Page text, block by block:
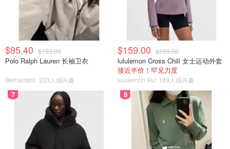
$95.40 $193.00
Polo Ralph Lauren 长袖卫衣
Bernardelli 203人感兴趣
$159.00 $299.00
lululemon Cross Chill 女士运动外套
接近半价！罕见力度
lululemon AU 189人感兴趣
7 8